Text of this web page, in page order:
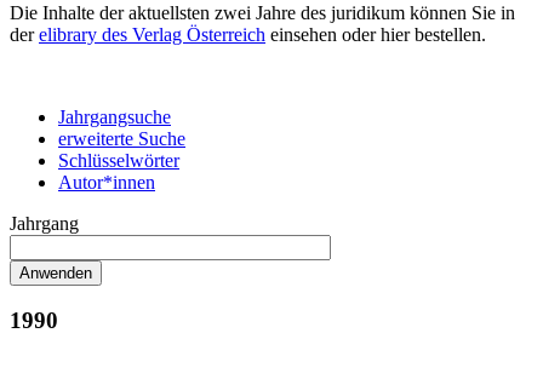
Die Inhalte der aktuellsten zwei Jahre des juridikum können Sie in
derelibrary des Verlag Österreich einsehen oder hier bestellen.
Jahrgangsuche
erweiterte Suche
Schlüsselwörter
Autor*innen
Jahrgang
1990